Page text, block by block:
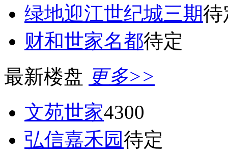
绿地迎江世纪城三期待
财和世家名都待定
最新楼盘 更多>>
文苑世家4300
弘信嘉禾园待定